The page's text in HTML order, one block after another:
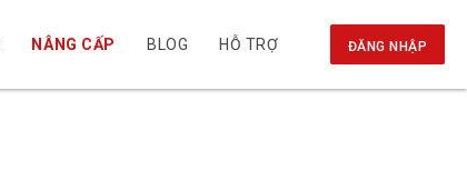
NÂNG CẤP BLOG HỖ TRỢ ĐĂNG NHẬP